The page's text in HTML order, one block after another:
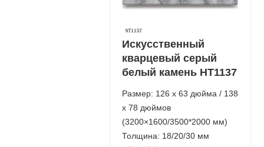
Искусственный
кварцевый серый
белый камень НТ1137
Размер: 126 x 63 дюйма / 138
x 78 дюймов
(3200×1600/3500*2000 мм)
Толщина: 18/20/30 мм